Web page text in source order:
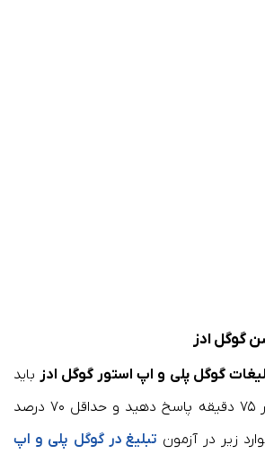
گوگل ادز
گوگل پلی و اپ استور گوگل ادز باید
به ۴۹ سوال آزمون در ۷۵ دقیقه پاسخ دهید و حداقل ۷۰ درصد
زیر در آزمون تبلیغ در گوگل پلی و اپ